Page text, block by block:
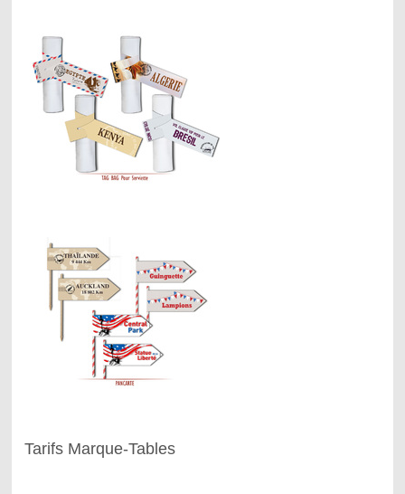
Tarifs Marque-Tables